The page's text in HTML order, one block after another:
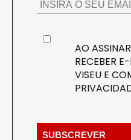
AO
RECEBER
VISEU E